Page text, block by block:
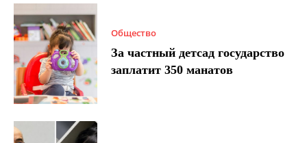
Общество
За частный детсад государство
заплатит 350 манатов